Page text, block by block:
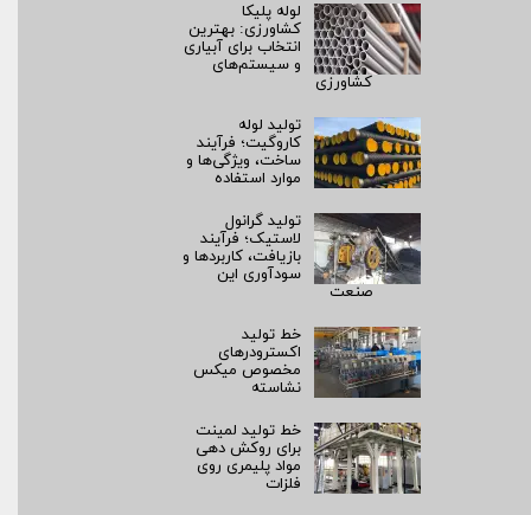
لوله پلیکا
کشاورزی: بهترین
انتخاب برای آبیاری
و سیستم‌های
کشاورزی
تولید لوله
کاروگیت؛ فرآیند
ساخت، ویژگی‌ها و
موارد استفاده
تولید گرانول
لاستیک؛ فرآیند
بازیافت، کاربردها و
سودآوری این
صنعت
خط تولید
اکسترودرهای
مخصوص میکس
نشاسته
خط تولید لمینت
برای روکش‌ دهی
مواد پلیمری روی
فلزات